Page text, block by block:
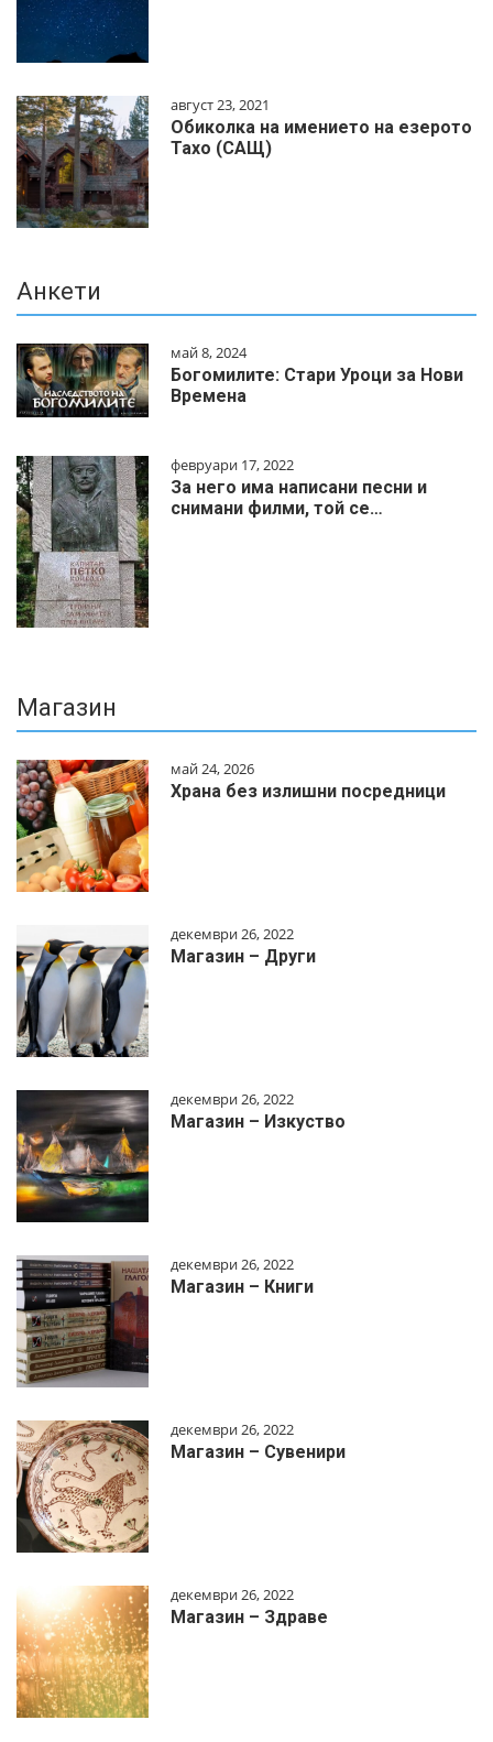
август 23, 2021
Обиколка на имението на езерото
Тахо (САЩ)
Анкети
май 8, 2024
Богомилите: Стари Уроци за Нови
Времена
февруари 17, 2022
За него има написани песни и
снимани филми, той се…
Магазин
май 24, 2026
Храна без излишни посредници
декември 26, 2022
Магазин – Други
декември 26, 2022
Магазин – Изкуство
декември 26, 2022
Магазин – Книги
декември 26, 2022
Магазин – Сувенири
декември 26, 2022
Магазин – Здраве